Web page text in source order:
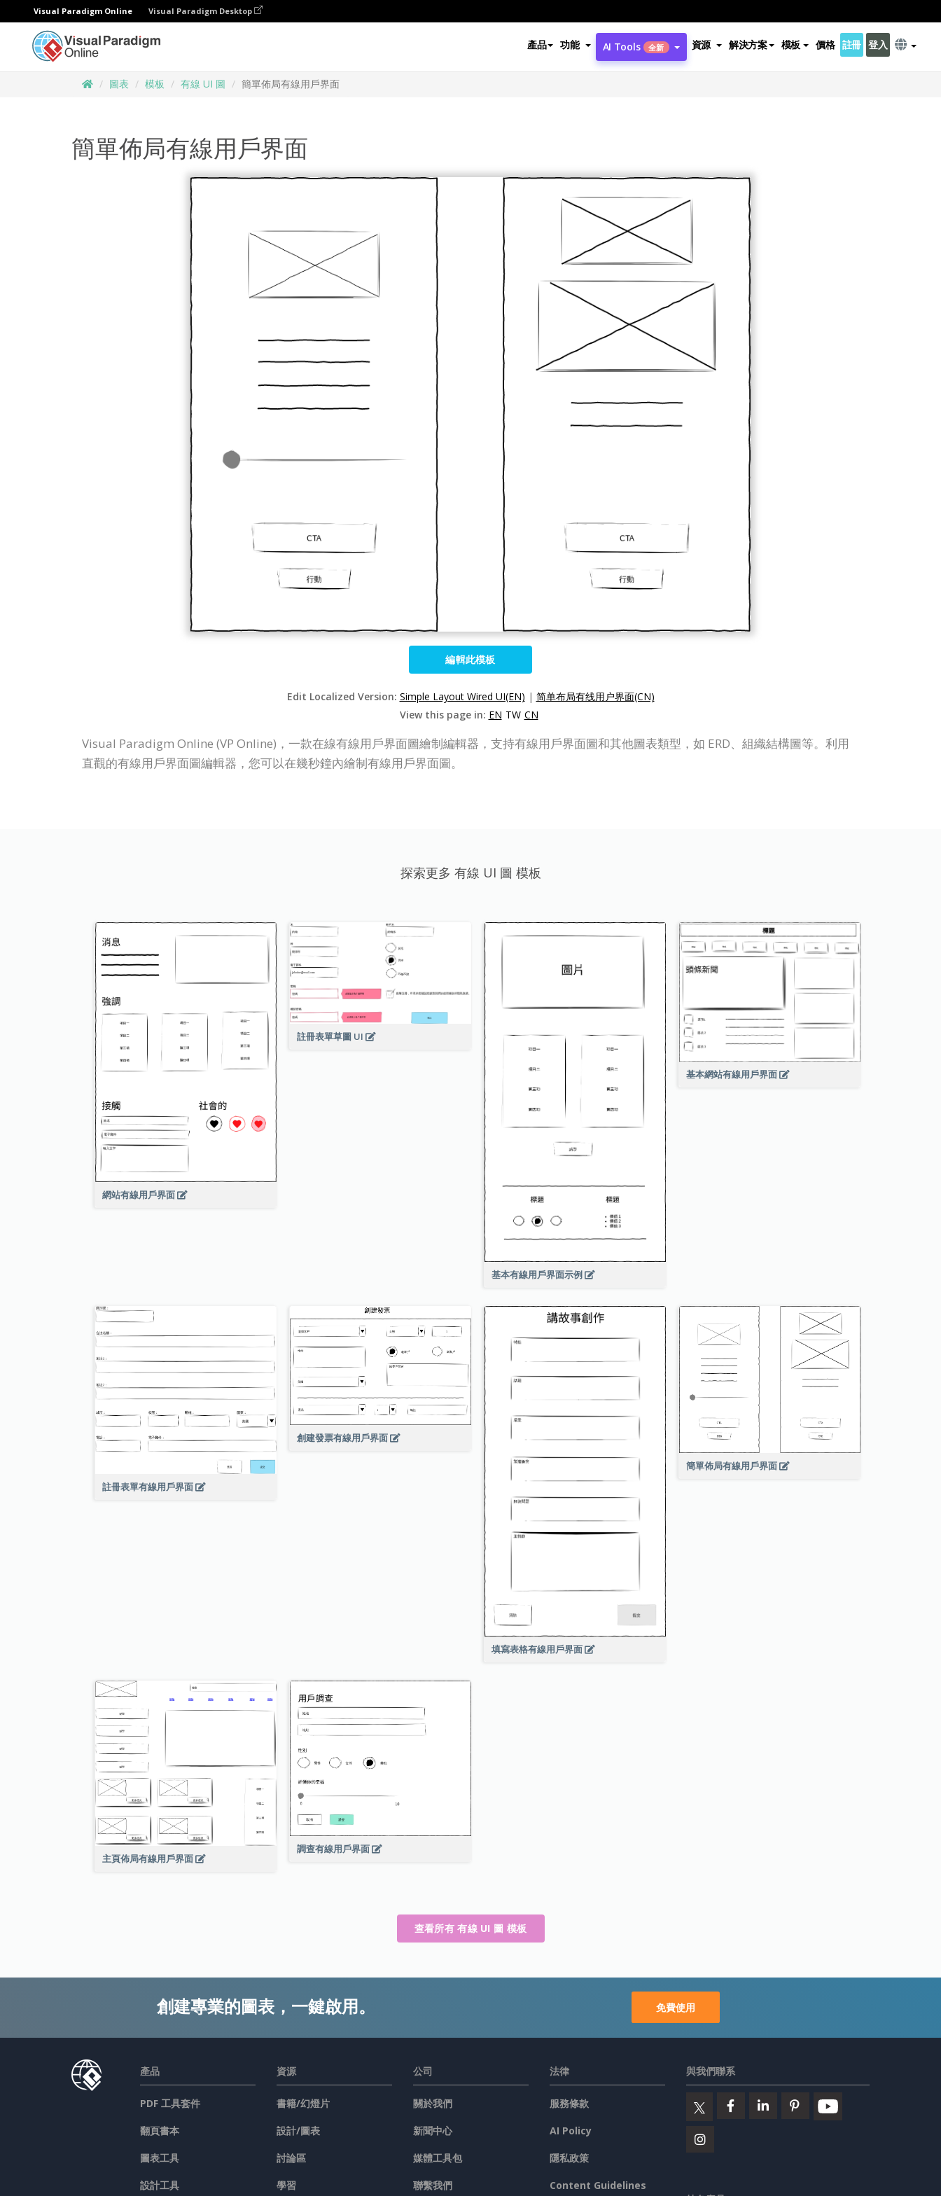
Visual Paradigm Online Visual Paradigm Desktop
產品 功能 AI Tools 全新 資源 解決方案 模板 價格 註冊 登入
圖表 模板 有線 UI 圖 簡單佈局有線用戶界面
簡單佈局有線用戶界面
編輯此模板
Edit Localized Version: Simple Layout Wired UI(EN) | 简单布局有线用户界面(CN)
View this page in: EN TW CN
Visual Paradigm Online (VP Online)，一款在線有線用戶界面圖繪制編輯器，支持有線用戶界面圖和其他圖表類型，如 ERD、組織結構圖等。利用
直觀的有線用戶界面圖編輯器，您可以在幾秒鐘內繪制有線用戶界面圖。
探索更多 有線 UI 圖 模板
網站有線用戶界面
註冊表單草圖 UI
基本有線用戶界面示例
基本網站有線用戶界面
註冊表單有線用戶界面
創建發票有線用戶界面
填寫表格有線用戶界面
簡單佈局有線用戶界面
主頁佈局有線用戶界面
調查有線用戶界面
查看所有 有線 UI 圖 模板
創建專業的圖表，一鍵啟用。 免費使用
產品
PDF 工具套件
翻頁書本
圖表工具
設計工具
資源
書籍/幻燈片
設計/圖表
討論區
學習
公司
關於我們
新聞中心
媒體工具包
聯繫我們
法律
服務條款
AI Policy
隱私政策
Content Guidelines
與我們聯系